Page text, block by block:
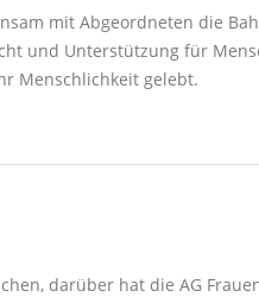
mit Abgeordneten die
und Unterstützung für
Menschlichkeit gelebt.
darüber hat die AG